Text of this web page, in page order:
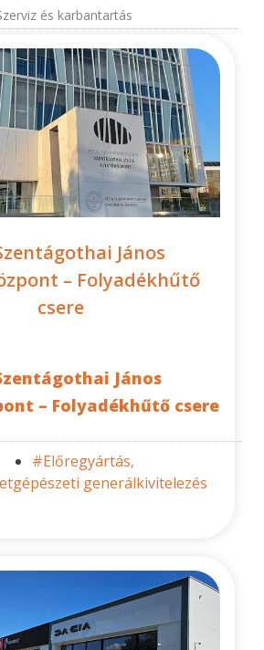
és karbantartás
János
– Folyadékhűtő
csere
János
– Folyadékhűtő csere
#Előregyártás,
generálkivitelezés